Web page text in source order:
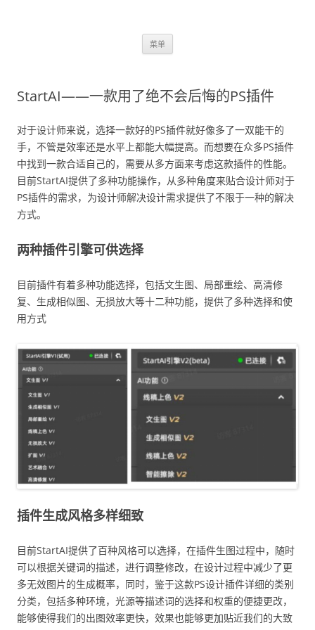
菜单
StartAI——一款用了绝不会后悔的PS插件
对于设计师来说，选择一款好的PS插件就好像多了一双能干的
手，不管是效率还是水平上都能大幅提高。而想要在众多PS插件
中找到一款合适自己的，需要从多方面来考虑这款插件的性能。
目前StartAI提供了多种功能操作，从多种角度来贴合设计师对于
PS插件的需求，为设计师解决设计需求提供了不限于一种的解决
方式。
两种插件引擎可供选择
目前插件有着多种功能选择，包括文生图、局部重绘、高清修
复、生成相似图、无损放大等十二种功能，提供了多种选择和使
用方式
插件生成风格多样细致
目前StartAI提供了百种风格可以选择，在插件生图过程中，随时
可以根据关键词的描述，进行调整修改，在设计过程中减少了更
多无效图片的生成概率，同时，鉴于这款PS设计插件详细的类别
分类，包括多种环境，光源等描述词的选择和权重的便捷更改，
能够使得我们的出图效率更快，效果也能够更加贴近我们的大致